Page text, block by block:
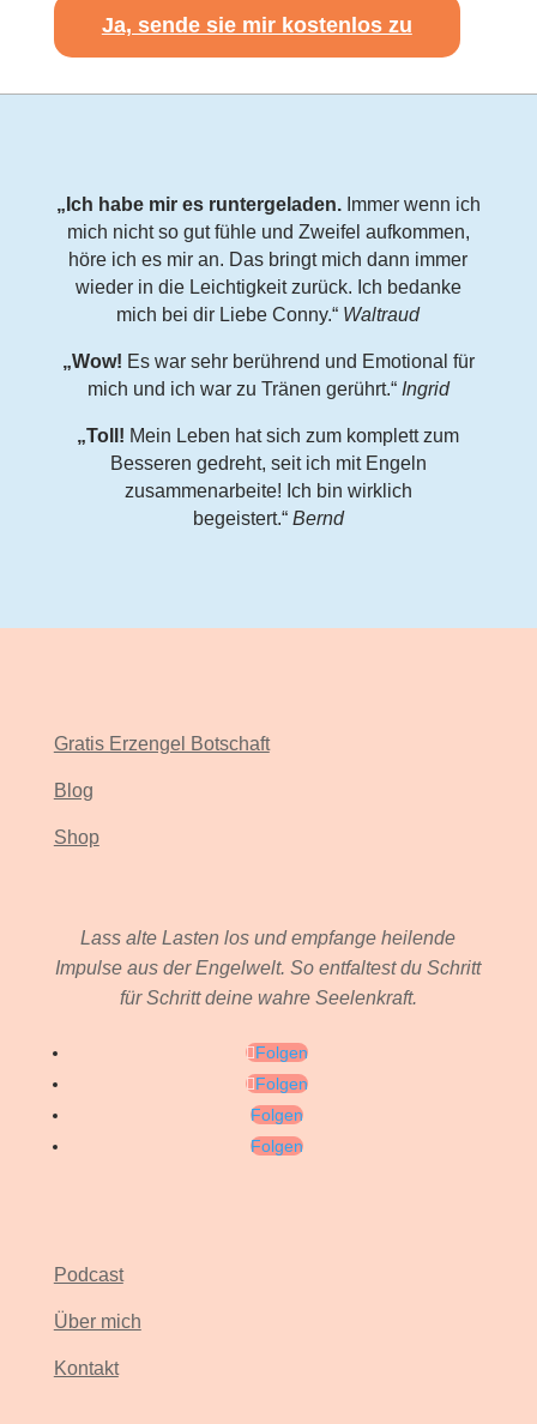
Ja, sende sie mir kostenlos zu
„Ich habe mir es runtergeladen.Immer wenn ich
mich nicht so gut fühle und Zweifel aufkommen,
höre ich es mir an. Das bringt mich dann immer
wieder in die Leichtigkeit zurück. Ich bedanke
mich bei dir Liebe Conny.“ Waltraud
„Wow! Es war sehr berührend und Emotional für
mich und ich war zu Tränen gerührt.“ Ingrid
„Toll! Mein Leben hat sich zum komplett zum
Besseren gedreht, seit ich mit Engeln
zusammenarbeite! Ich bin wirklich
begeistert.“ Bernd
Gratis Erzengel Botschaft
Blog
Shop
Lass alte Lasten los und empfange heilende
Impulse aus der Engelwelt.So entfaltest du Schritt
für Schritt deine wahre Seelenkraft.
Folgen
Folgen
Folgen
Folgen
Podcast
Über mich
Kontakt